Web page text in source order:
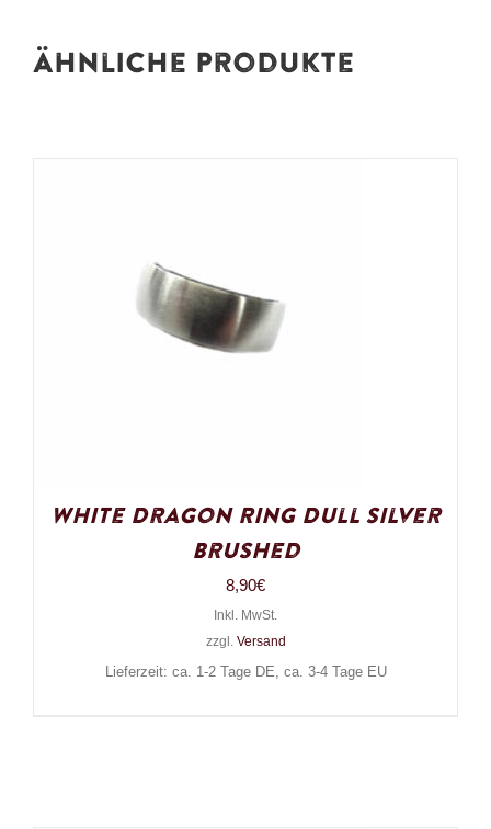
Ähnliche Produkte
White Dragon Ring Dull Silver
Brushed
8,90€
Inkl. MwSt.
zzgl. Versand
Lieferzeit: ca. 1-2 Tage DE, ca. 3-4 Tage EU